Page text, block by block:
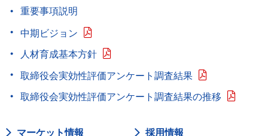
重要事項説明
中期ビジョン
人材育成基本方針
取締役会実効性評価アンケート調査結果
取締役会実効性評価アンケート調査結果の推移
マーケット情報 採用情報